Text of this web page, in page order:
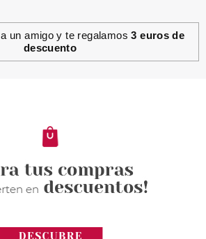
LAISEVEN
1.60€
a un amigo y te regalamos3 euros de
descuento